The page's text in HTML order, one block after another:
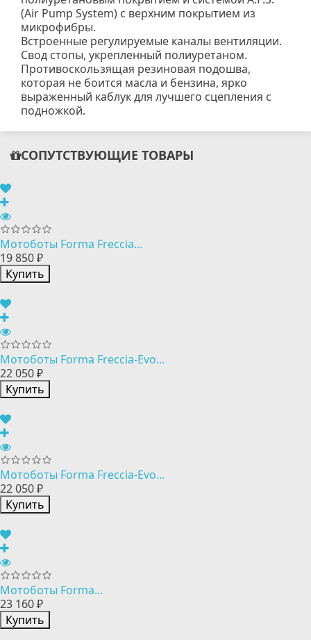
(Air Pump System) с верхним покрытием из
микрофибры.
Встроенные регулируемые каналы вентиляции.
Свод стопы, укрепленный полиуретаном.
Противоскользящая резиновая подошва,
которая не боится масла и бензина, ярко
выраженный каблук для лучшего сцепления с
подножкой.
СОПУТСТВУЮЩИЕ ТОВАРЫ
Мотоботы Forma Freccia...
19 850 ₽
Купить
Мотоботы Forma Freccia-Evo...
22 050 ₽
Купить
Мотоботы Forma Freccia-Evo...
22 050 ₽
Купить
Мотоботы Forma...
23 160 ₽
Купить